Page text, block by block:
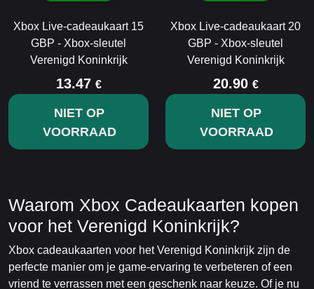
Xbox Live-cadeaukaart 15
GBP - Xbox-sleutel
Verenigd Koninkrijk
13.47 €
NIET OP
VOORRAAD
Xbox Live-cadeaukaart 20
GBP - Xbox-sleutel
Verenigd Koninkrijk
20.90 €
NIET OP
VOORRAAD
Waarom Xbox Cadeaukaarten kopen
voor het Verenigd Koninkrijk?
Xbox cadeaukaarten voor het Verenigd Koninkrijk zijn de
perfecte manier om je game-ervaring te verbeteren of een
vriend te verrassen met een geschenk naar keuze. Of je nu